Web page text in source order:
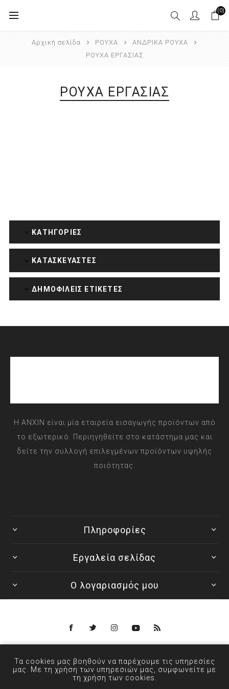
(0)
Αρχική σελίδα ΡΟΥΧΑ
ΑΝΔΡΙΚΑ ΡΟΥΧΑ
ΡΟΥΧΑ ΕΡΓΑΣΙΑΣ
ΡΟΥΧΑ ΕΡΓΑΣΙΑΣ
ΚΑΤΗΓΟΡΊΕΣ
ΚΑΤΑΣΚΕΥΑΣΤΈΣ
ΔΗΜΟΦΙΛΕΙΣ ΕΤΙΚΕΤΕΣ
Η ANXIN είναι μία εταιρεία εισαγωγής προϊόντων από
το εξωτερικό. Περιηγηθείτε στο κατάστημα μας και
δείτε την συλλογή επιλεγμένων προϊόντων υψηλής
ποιότητας.
Πληροφορίες
Εργαλεία σελίδας
Ο λογαριασμός μου
© 2026 ANXIN - Designed by
Τα cookies μας βοηθούν να παρέχουμε τις υπηρεσίες
μας. Με τη χρήση των υπηρεσιών μας, συμφωνείτε με
τη χρήση των cookies.